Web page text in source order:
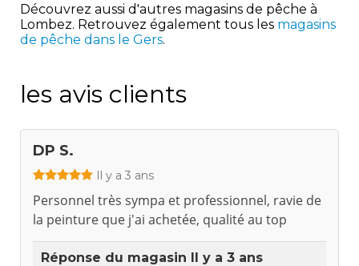
Découvrez aussi d'autres magasins de pêche à
Lombez. Retrouvez également tous les magasins
de pêche dans le Gers.
les avis clients
DP S.
Il y a 3 ans
Personnel très sympa et professionnel, ravie de
la peinture que j'ai achetée, qualité au top
Réponse du magasin Il y a 3 ans